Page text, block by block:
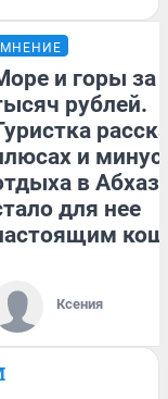
МНЕНИЕ
и горы за
рублей.
и
в
для нее
Ксения